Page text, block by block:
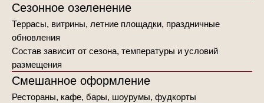
Сезонное озеленение
Террасы, витрины, летние площадки, праздничные
обновления
Состав зависит от сезона, температуры и условий
размещения
Смешанное оформление
Рестораны, кафе, бары, шоурумы, фудкорты